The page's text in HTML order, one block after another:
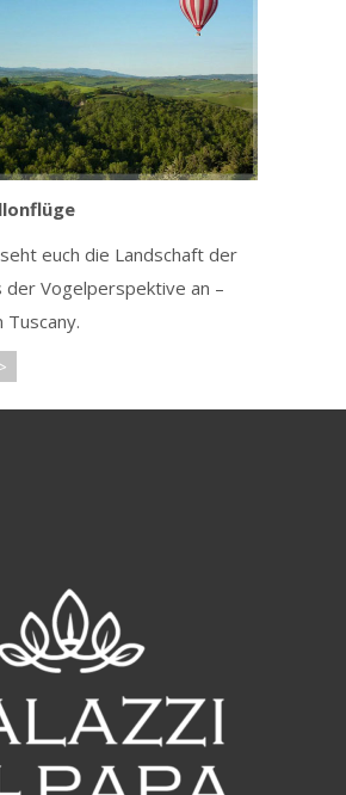
euch die Landschaft der
der Vogelperspektive an –
Tuscany.